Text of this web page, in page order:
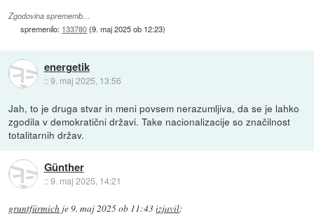
Zgodovina sprememb…
spremenilo: 133780(9. maj 2025 ob 12:23)
energetik
::9. maj 2025, 13:56
Jah, to je druga stvar in meni povsem nerazumljiva, da se je lahko
zgodila v demokratični državi. Take nacionalizacije so značilnost
totalitarnih držav.
Günther
::9. maj 2025, 14:21
gruntfürmich je9. maj 2025 ob 11:43izjavil: